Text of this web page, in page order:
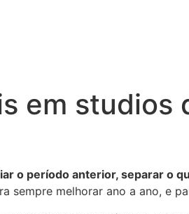
em studios
o período anterior, separar o
sempre melhorar ano a ano, e